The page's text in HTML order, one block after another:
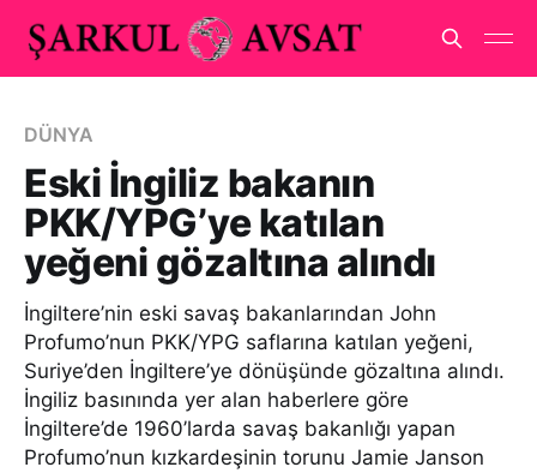
DÜNYA
Eski İngiliz bakanın
PKK/YPG’ye katılan
yeğeni gözaltına alındı
İngiltere’nin eski savaş bakanlarından John
Profumo’nun PKK/YPG saflarına katılan yeğeni,
Suriye’den İngiltere’ye dönüşünde gözaltına alındı.
İngiliz basınında yer alan haberlere göre
İngiltere’de 1960’larda savaş bakanlığı yapan
Profumo’nun kızkardeşinin torunu Jamie Janson